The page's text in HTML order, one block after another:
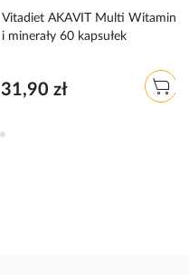
Vitadiet AKAVIT Multi Witaminy
i minerały 60 kapsułek
31,90 zł